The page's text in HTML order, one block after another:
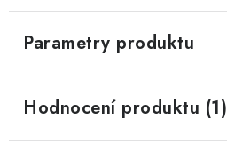
Parametry produktu
Hodnocení produktu (1)